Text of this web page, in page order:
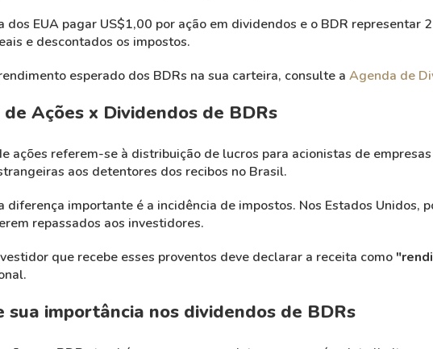
dos EUA pagar US$1,00 por ação em dividendos e o BDR
e descontados os impostos.
esperado dos BDRs na sua carteira, consulte a Agenda de
Ações x Dividendos de BDRs
ações referem-se à distribuição de lucros para acionistas de
aos detentores dos recibos no Brasil.
diferença importante é a incidência de impostos. Nos Estados
repassados aos investidores.
que recebe esses proventos deve declarar a receita como
sua importância nos dividendos de BDRs